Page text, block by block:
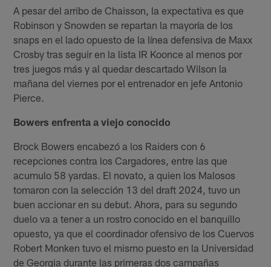
A pesar del arribo de Chaisson, la expectativa es que
Robinson y Snowden se repartan la mayoría de los
snaps en el lado opuesto de la línea defensiva de Maxx
Crosby tras seguir en la lista IR Koonce al menos por
tres juegos más y al quedar descartado Wilson la
mañana del viernes por el entrenador en jefe Antonio
Pierce.
Bowers enfrenta a viejo conocido
Brock Bowers encabezó a los Raiders con 6
recepciones contra los Cargadores, entre las que
acumulo 58 yardas. El novato, a quien los Malosos
tomaron con la selección 13 del draft 2024, tuvo un
buen accionar en su debut. Ahora, para su segundo
duelo va a tener a un rostro conocido en el banquillo
opuesto, ya que el coordinador ofensivo de los Cuervos
Robert Monken tuvo el mismo puesto en la Universidad
de Georgia durante las primeras dos campañas